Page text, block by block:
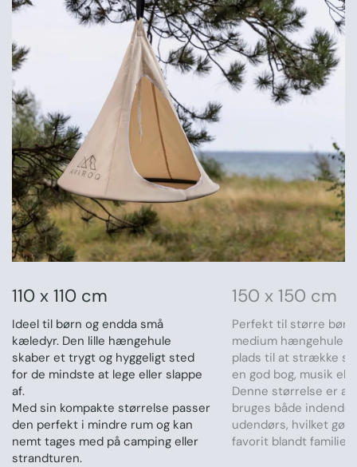
110 x 110 cm
Ideel til børn og endda små
kæledyr. Den lille hængehule
skaber et trygt og hyggeligt sted
for de mindste at lege eller slappe
af.
Med sin kompakte størrelse passer
den perfekt i mindre rum og kan
nemt tages med på camping eller
strandturen.
150 x 150 cm
Perfekt til større børn
medium hængehule
plads til at strække
en god bog, musik
Denne størrelse er
bruges både
udendørs, hvilket gør
favorit blandt familien.